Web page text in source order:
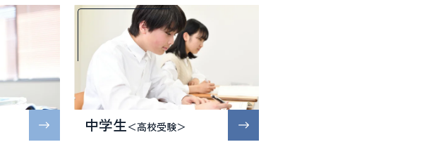
中学生＜高校受験＞